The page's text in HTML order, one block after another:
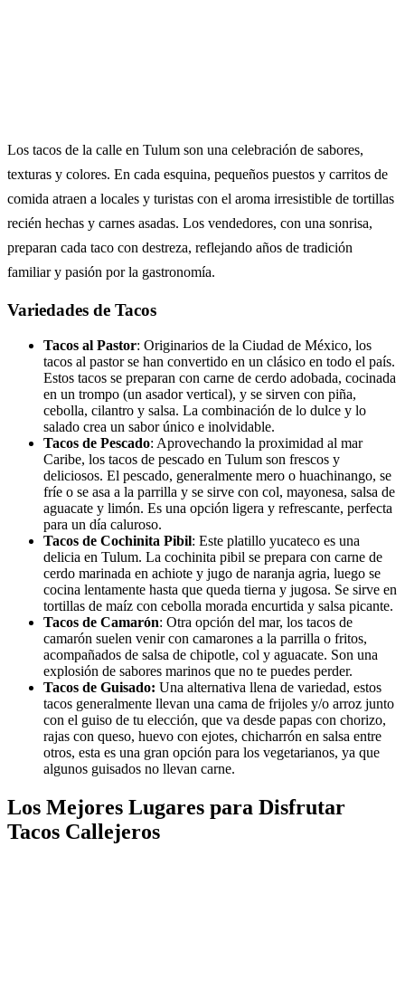
Los tacos de la calle en Tulum son una celebración de sabores,
texturas y colores. En cada esquina, pequeños puestos y carritos de
comida atraen a locales y turistas con el aroma irresistible de tortillas
recién hechas y carnes asadas. Los vendedores, con una sonrisa,
preparan cada taco con destreza, reflejando años de tradición
familiar y pasión por la gastronomía.
Variedades de Tacos
Tacos al Pastor: Originarios de la Ciudad de México, los
tacos al pastor se han convertido en un clásico en todo el país.
Estos tacos se preparan con carne de cerdo adobada, cocinada
en un trompo (un asador vertical), y se sirven con piña,
cebolla, cilantro y salsa. La combinación de lo dulce y lo
salado crea un sabor único e inolvidable.
Tacos de Pescado: Aprovechando la proximidad al mar
Caribe, los tacos de pescado en Tulum son frescos y
deliciosos. El pescado, generalmente mero o huachinango, se
fríe o se asa a la parrilla y se sirve con col, mayonesa, salsa de
aguacate y limón. Es una opción ligera y refrescante, perfecta
para un día caluroso.
Tacos de Cochinita Pibil: Este platillo yucateco es una
delicia en Tulum. La cochinita pibil se prepara con carne de
cerdo marinada en achiote y jugo de naranja agria, luego se
cocina lentamente hasta que queda tierna y jugosa. Se sirve en
tortillas de maíz con cebolla morada encurtida y salsa picante.
Tacos de Camarón: Otra opción del mar, los tacos de
camarón suelen venir con camarones a la parrilla o fritos,
acompañados de salsa de chipotle, col y aguacate. Son una
explosión de sabores marinos que no te puedes perder.
Tacos de Guisado: Una alternativa llena de variedad, estos
tacos generalmente llevan una cama de frijoles y/o arroz junto
con el guiso de tu elección, que va desde papas con chorizo,
rajas con queso, huevo con ejotes, chicharrón en salsa entre
otros, esta es una gran opción para los vegetarianos, ya que
algunos guisados no llevan carne.
Los Mejores Lugares para Disfrutar
Tacos Callejeros